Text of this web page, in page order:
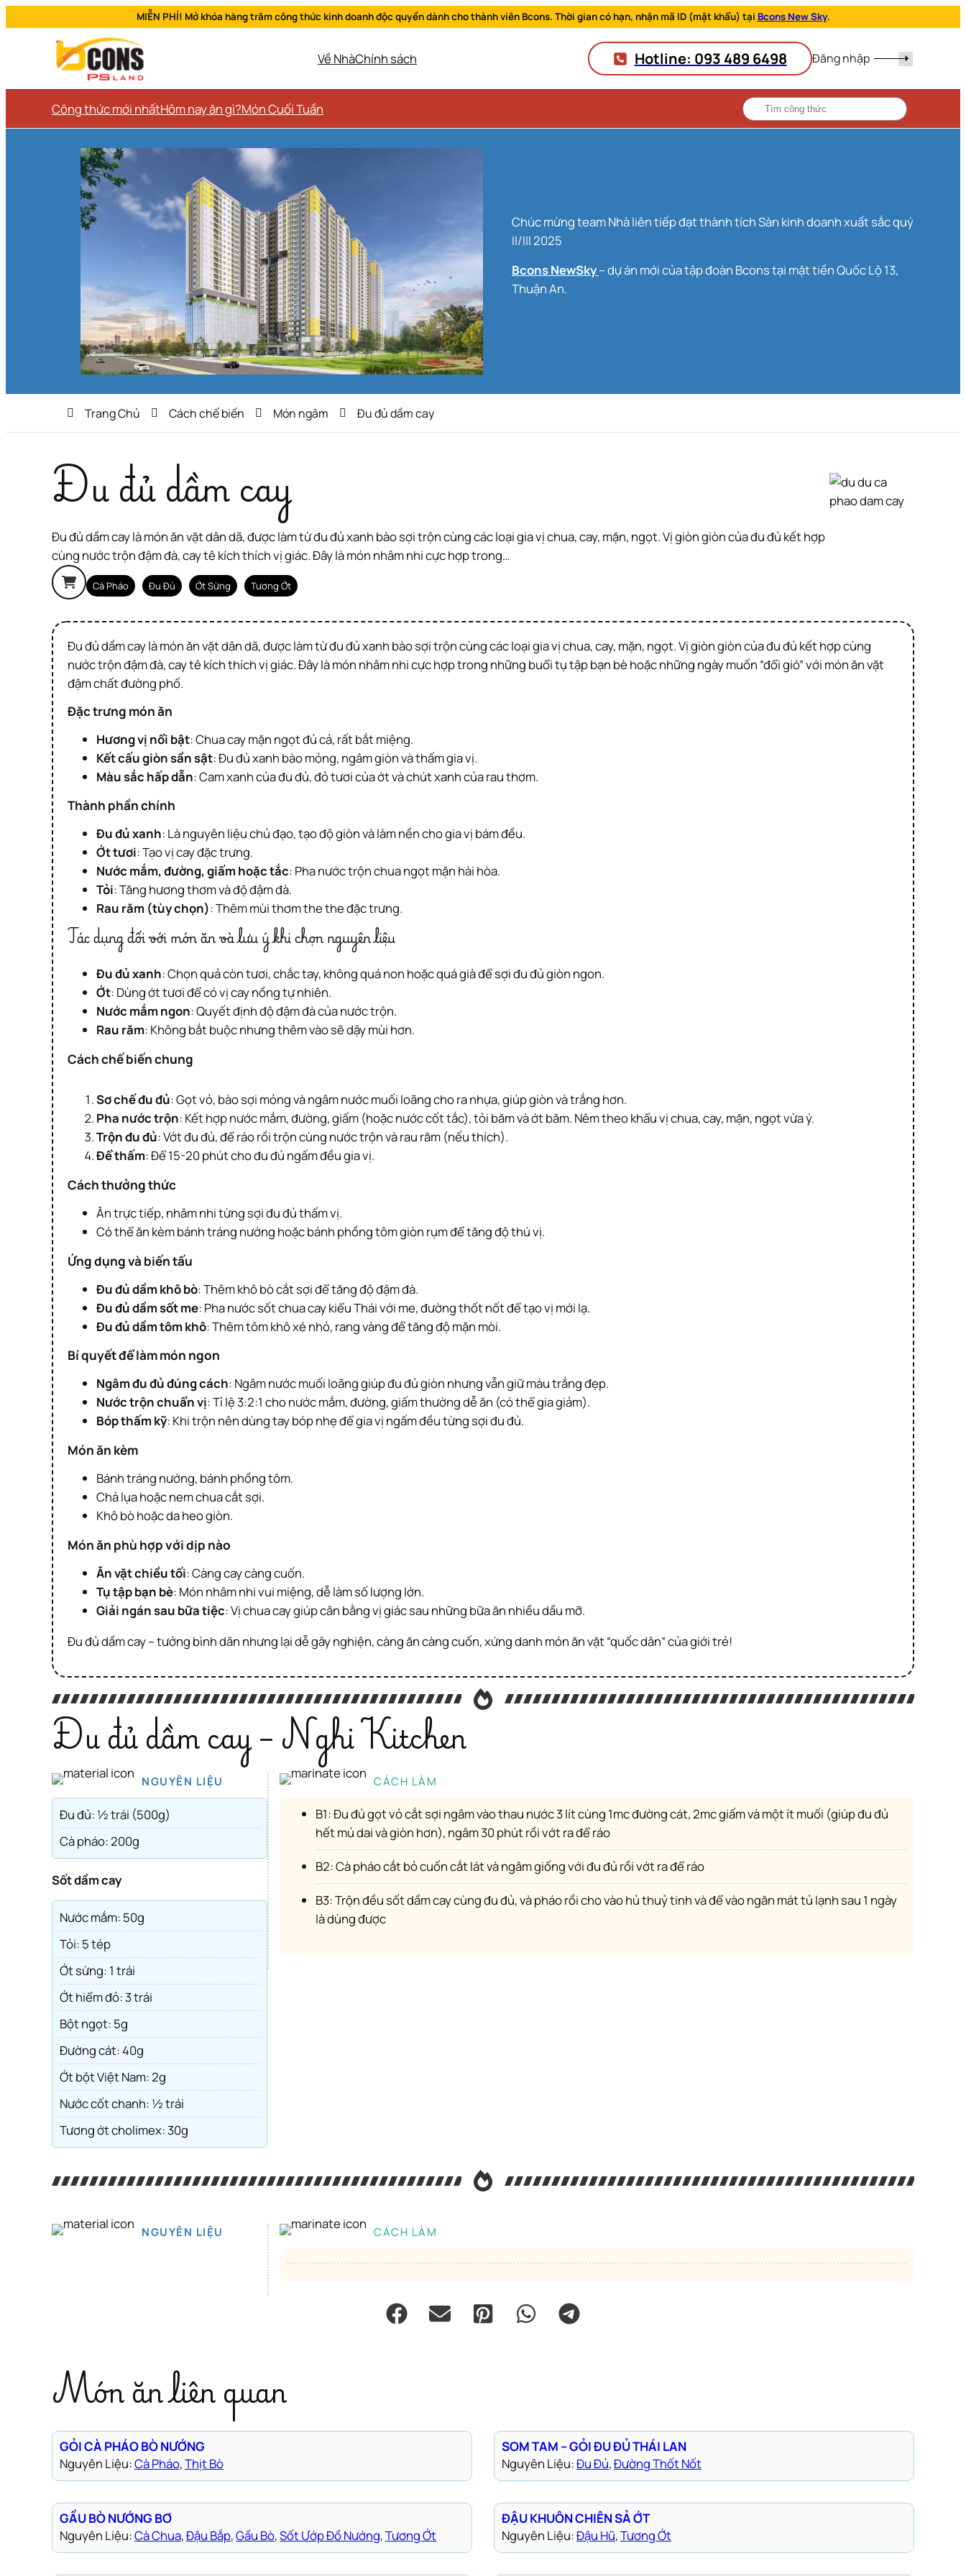
MIỄN PHÍ! Mở khóa hàng trăm công thức kinh doanh độc quyền dành cho thành viên Bcons. Thời gian có hạn, nhận mã ID (mật khẩu) tại Bcons New Sky.
Về NhàChính sách Hotline: 093 489 6498 Đăng nhập
Công thức mới nhấtHôm nay ăn gì?Món Cuối Tuần
Chúc mừng team Nhà liên tiếp đạt thành tích Sàn kinh doanh xuất sắc quý
II/III 2025
Bcons NewSky– dự án mới của tập đoàn Bcons tại mặt tiền Quốc Lộ 13,
Thuận An.
Trang Chủ Cách chế biến Món ngâm Đu đủ dầm cay
Đu đủ dầm cay
Đu đủ dầm cay là món ăn vặt dân dã, được làm từ đu đủ xanh bào sợi trộn cùng các loại gia vị chua, cay, mặn, ngọt. Vị giòn giòn của đu đủ kết hợp
cùng nước trộn đậm đà, cay tê kích thích vị giác. Đây là món nhâm nhi cực hợp trong…
Cà Pháo Đu Đủ Ớt Sừng Tương Ớt
Đu đủ dầm cay là món ăn vặt dân dã, được làm từ đu đủ xanh bào sợi trộn cùng các loại gia vị chua, cay, mặn, ngọt. Vị giòn giòn của đu đủ kết hợp cùng
nước trộn đậm đà, cay tê kích thích vị giác. Đây là món nhâm nhi cực hợp trong những buổi tụ tập bạn bè hoặc những ngày muốn “đổi gió” với món ăn vặt
đậm chất đường phố.
Đặc trưng món ăn
Hương vị nổi bật: Chua cay mặn ngọt đủ cả, rất bắt miệng.
Kết cấu giòn sần sật: Đu đủ xanh bào mỏng, ngâm giòn và thấm gia vị.
Màu sắc hấp dẫn: Cam xanh của đu đủ, đỏ tươi của ớt và chút xanh của rau thơm.
Thành phần chính
Đu đủ xanh: Là nguyên liệu chủ đạo, tạo độ giòn và làm nền cho gia vị bám đều.
Ớt tươi: Tạo vị cay đặc trưng.
Nước mắm, đường, giấm hoặc tắc: Pha nước trộn chua ngọt mặn hài hòa.
Tỏi: Tăng hương thơm và độ đậm đà.
Rau răm (tùy chọn): Thêm mùi thơm the the đặc trưng.
Tác dụng đối với món ăn và lưu ý khi chọn nguyên liệu
Đu đủ xanh: Chọn quả còn tươi, chắc tay, không quá non hoặc quá già để sợi đu đủ giòn ngon.
Ớt: Dùng ớt tươi để có vị cay nồng tự nhiên.
Nước mắm ngon: Quyết định độ đậm đà của nước trộn.
Rau răm: Không bắt buộc nhưng thêm vào sẽ dậy mùi hơn.
Cách chế biến chung
Sơ chế đu đủ: Gọt vỏ, bào sợi mỏng và ngâm nước muối loãng cho ra nhựa, giúp giòn và trắng hơn.
Pha nước trộn: Kết hợp nước mắm, đường, giấm (hoặc nước cốt tắc), tỏi băm và ớt băm. Nêm theo khẩu vị chua, cay, mặn, ngọt vừa ý.
Trộn đu đủ: Vớt đu đủ, để ráo rồi trộn cùng nước trộn và rau răm (nếu thích).
Để thấm: Để 15-20 phút cho đu đủ ngấm đều gia vị.
Cách thưởng thức
Ăn trực tiếp, nhâm nhi từng sợi đu đủ thấm vị.
Có thể ăn kèm bánh tráng nướng hoặc bánh phồng tôm giòn rụm để tăng độ thú vị.
Ứng dụng và biến tấu
Đu đủ dầm khô bò: Thêm khô bò cắt sợi để tăng độ đậm đà.
Đu đủ dầm sốt me: Pha nước sốt chua cay kiểu Thái với me, đường thốt nốt để tạo vị mới lạ.
Đu đủ dầm tôm khô: Thêm tôm khô xé nhỏ, rang vàng để tăng độ mặn mòi.
Bí quyết để làm món ngon
Ngâm đu đủ đúng cách: Ngâm nước muối loãng giúp đu đủ giòn nhưng vẫn giữ màu trắng đẹp.
Nước trộn chuẩn vị: Tỉ lệ 3:2:1 cho nước mắm, đường, giấm thường dễ ăn (có thể gia giảm).
Bóp thấm kỹ: Khi trộn nên dùng tay bóp nhẹ để gia vị ngấm đều từng sợi đu đủ.
Món ăn kèm
Bánh tráng nướng, bánh phồng tôm.
Chả lụa hoặc nem chua cắt sợi.
Khô bò hoặc da heo giòn.
Món ăn phù hợp với dịp nào
Ăn vặt chiều tối: Càng cay càng cuốn.
Tụ tập bạn bè: Món nhâm nhi vui miệng, dễ làm số lượng lớn.
Giải ngán sau bữa tiệc: Vị chua cay giúp cân bằng vị giác sau những bữa ăn nhiều dầu mỡ.
Đu đủ dầm cay – tưởng bình dân nhưng lại dễ gây nghiện, càng ăn càng cuốn, xứng danh món ăn vặt “quốc dân” của giới trẻ!
Đu đủ dầm cay – Nghi Kitchen
NGUYÊN LIỆU
Đu đủ: ½ trái (500g)
Cà pháo: 200g
Sốt dầm cay
Nước mắm: 50g
Tỏi: 5 tép
Ớt sừng: 1 trái
Ớt hiểm đỏ: 3 trái
Bột ngọt: 5g
Đường cát: 40g
Ớt bột Việt Nam: 2g
Nước cốt chanh: ½ trái
Tương ớt cholimex: 30g
CÁCH LÀM
B1: Đu đủ gọt vỏ cắt sợi ngâm vào thau nước 3 lít cùng 1mc đường cát, 2mc giấm và một ít muối (giúp đu đủ
hết mủ dai và giòn hơn), ngâm 30 phút rồi vớt ra để ráo
B2: Cà pháo cắt bỏ cuốn cắt lát và ngâm giống với đu đủ rồi vớt ra để ráo
B3: Trộn đều sốt dầm cay cùng đu đủ, và pháo rồi cho vào hủ thuỷ tinh và để vào ngăn mát tủ lạnh sau 1 ngày
là dùng được
NGUYÊN LIỆU CÁCH LÀM
Món ăn liên quan
GỎI CÀ PHÁO BÒ NƯỚNG
Nguyên Liệu:Cà Pháo, Thịt Bò
SOM TAM – GỎI ĐU ĐỦ THÁI LAN
Nguyên Liệu:Đu Đủ, Đường Thốt Nốt
GẦU BÒ NƯỚNG BƠ
Nguyên Liệu:Cà Chua, Đậu Bắp, Gầu Bò, Sốt Ướp Đồ Nướng, Tương Ớt
ĐẬU KHUÔN CHIÊN SẢ ỚT
Nguyên Liệu:Đậu Hũ, Tương Ớt